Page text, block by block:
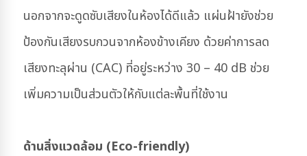
นอกจากจะดูดซับเสียงในห้องได้ดีแล้ว แผ่นฝ้ายังช่วย
ป้องกันเสียงรบกวนจากห้องข้างเคียง ด้วยค่าการลด
เสียงทะลุผ่าน (CAC) ที่อยู่ระหว่าง 30 – 40 dB ช่วย
เพิ่มความเป็นส่วนตัวให้กับแต่ละพื้นที่ใช้งาน
ด้านสิ่งแวดล้อม (Eco-friendly)